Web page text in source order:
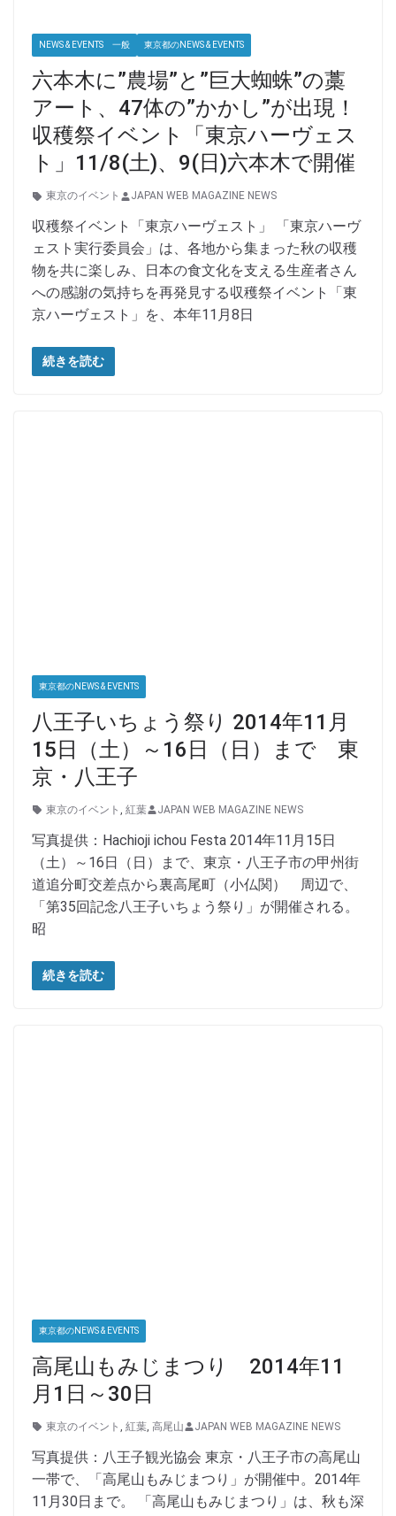
NEWS & EVENTS 一般 東京都のNEWS & EVENTS
六本木に”農場”と”巨大蜘蛛”の藁
アート、47体の”かかし”が出現！
収穫祭イベント「東京ハーヴェス
ト」11/8(土)、9(日)六本木で開催
東京のイベント JAPAN WEB MAGAZINE NEWS
収穫祭イベント「東京ハーヴェスト」 「東京ハーヴ
ェスト実行委員会」は、各地から集まった秋の収穫
物を共に楽しみ、日本の食文化を支える生産者さん
への感謝の気持ちを再発見する収穫祭イベント「東
京ハーヴェスト」を、本年11月8日
続きを読む
東京都のNEWS & EVENTS
八王子いちょう祭り 2014年11月
15日（土）～16日（日）まで 東
京・八王子
東京のイベント 紅葉 JAPAN WEB MAGAZINE NEWS
写真提供：Hachioji ichou Festa 2014年11月15日
（土）～16日（日）まで、東京・八王子市の甲州街
道追分町交差点から裏高尾町（小仏関） 周辺で、
「第35回記念八王子いちょう祭り」が開催される。
昭
続きを読む
東京都のNEWS & EVENTS
高尾山もみじまつり 2014年11
月1日～30日
東京のイベント 紅葉 高尾山 JAPAN WEB MAGAZINE NEWS
写真提供：八王子観光協会 東京・八王子市の高尾山
一帯で、「高尾山もみじまつり」が開催中。2014年
11月30日まで。 「高尾山もみじまつり」は、秋も深